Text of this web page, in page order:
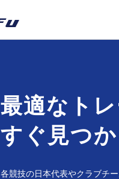
最適なト
すぐ見つ
各競技の日本代表やクラブチ